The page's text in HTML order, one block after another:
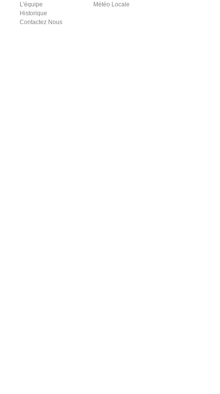
L'équipe
Historique
Contactez Nous
Météo Locale